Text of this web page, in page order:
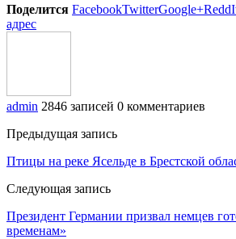
Поделится FacebookTwitterGoogle+
адрес
admin 2846 записей 0 комментариев
Предыдущая запись
Птицы на реке Ясельде в Брестской
Следующая запись
Президент Германии призвал немцев
временам»